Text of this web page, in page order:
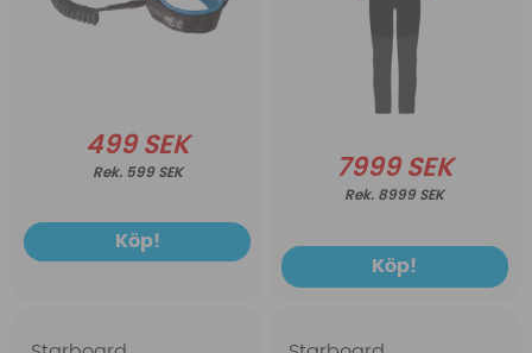
499 SEK
599 SEK
Köp!
7999 SEK
8999 SEK
Köp!